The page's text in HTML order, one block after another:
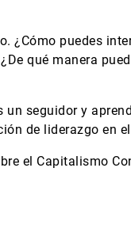
¿Cómo puedes
qué manera
seguidor y
de liderazgo en
el Capitalismo